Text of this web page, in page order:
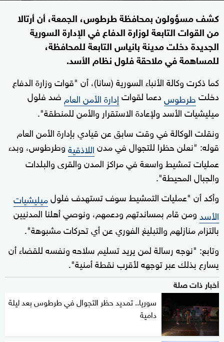
كشف مسؤولون بمحافظة طرطوس، الجمعة، أن أرتالا
من القوات التابعة لوزارة الدفاع في الإدارة السورية
الجديدة دخلت مدينة بانياس التابعة للمحافظة،
للمساهمة في ملاحقة فلول نظام الأسد.
كما ذكرت وكالة الأنباء السورية (سانا)، أن "قوات وزارة الدفاع
دخلتطرطوسدعما لقواتإدارة الأمن العام ضد فلول
ميليشيات الأسد ولإعادة الاستقرار والأمن للمنطقة".
ونقلت الوكالة في وقت سابق عن قيادي بإدارة الأمن العام
قوله: "نعلن حظرا للتجوال في مدناللاذقيةوطرطوس، وبدء
عمليات تمشيط واسعة في مراكز المدن والقرى والبلدات
والجبال المحيطة".
وأكد أن "عمليات التمشيط سوف تستهدف فلولميليشيات
الأسدومن قام بمساندتهم ودعمهم، ونوصي أهلنا المدنيين
بالتزام منازلهم والتبليغ الفوري عن أي تحركات مشبوهة".
وتابع: "نوجه رسالة لمن يريد تسليم سلاحه ونفسه للقضاء أن
يسارع بذلك عبر توجهه لأقرب نقطة أمنية".
أخبار ذات صلة
سوريا.. تمديد حظر التجوال في طرطوس بعد ليلة
دامية